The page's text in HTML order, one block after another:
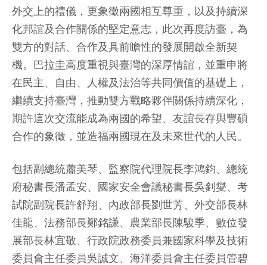
外交上的禮儀，更象徵兩國相互尊重，以及持續深
化邦誼及合作關係的堅定意志，此次再度訪臺，為
雙方的對話、合作及具前瞻性的發展開啟全新契
機。巴拉圭高度重視與臺灣的深厚情誼，並重申將
在民主、自由、人權及法治等共同價值的基礎上，
繼續支持臺灣，推動雙方戰略夥伴關係持續深化，
期許這次交流能成為兩國的希望、友誼長存與豐碩
合作的象徵，並造福兩國現在及未來世代的人民。
包括副總統蕭美琴、監察院代理院長李鴻鈞、總統
府秘書長潘孟安、國家安全會議秘書長吳釗燮、考
試院副院長許舒翔、內政部長劉世芳、外交部長林
佳龍、法務部長鄭銘謙、農業部長陳駿季、數位發
展部長林宜敬、行政院政務委員兼國家科學及技術
委員會主任委員吳誠文、海洋委員會主任委員管碧